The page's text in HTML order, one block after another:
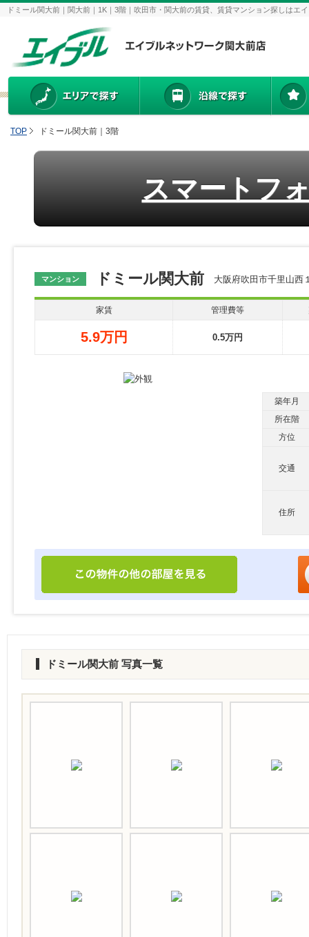
ドミール関大前｜関大前｜1K｜3階｜吹田市・関大前の賃貸、賃貸マンション探しはエ
TOP ドミール関大前｜3階
スマートフ
マンション ドミール関大前 大阪府吹田市千里山
家賃 管理費等
5.9万円 0.5万円
築年月
所在階
方位
交通
住所
ドミール関大前 写真一覧